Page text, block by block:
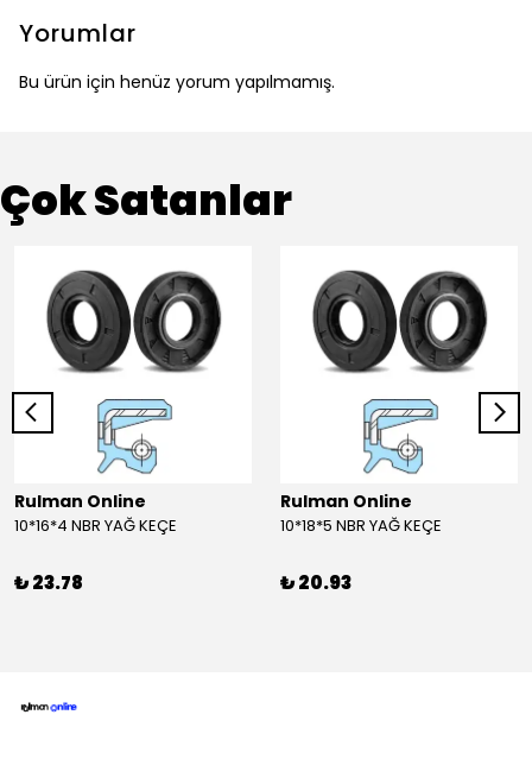
Yorumlar
Bu ürün için henüz yorum yapılmamış.
Çok Satanlar
Rulman Online
10*16*4 NBR YAĞ KEÇE
₺ 23.78
Rulman Online
10*18*5 NBR YAĞ KEÇE
₺ 20.93